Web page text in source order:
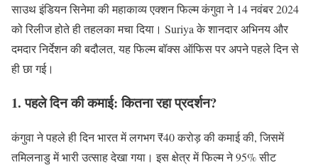
साउथ इंडियन सिनेमा की महाकाव्य एक्शन फिल्म कंगुवा ने 14 नवंबर 2024
को रिलीज होते ही तहलका मचा दिया। Suriya के शानदार अभिनय और
दमदार निर्देशन की बदौलत, यह फिल्म बॉक्स ऑफिस पर अपने पहले दिन से
ही छा गई।
1. पहले दिन की कमाई: कितना रहा प्रदर्शन?
कंगुवा ने पहले ही दिन भारत में लगभग ₹40 करोड़ की कमाई की, जिसमें
तमिलनाडु में भारी उत्साह देखा गया। इस क्षेत्र में फिल्म ने 95% सीट